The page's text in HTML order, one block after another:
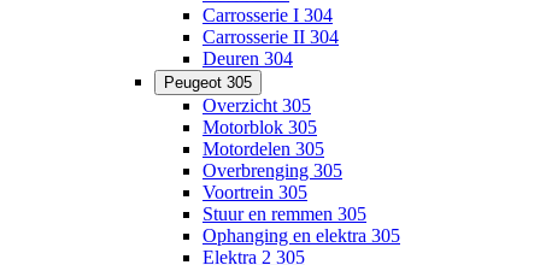
Carrosserie I 304
Carrosserie II 304
Deuren 304
Peugeot 305
Overzicht 305
Motorblok 305
Motordelen 305
Overbrenging 305
Voortrein 305
Stuur en remmen 305
Ophanging en elektra 305
Elektra 2 305